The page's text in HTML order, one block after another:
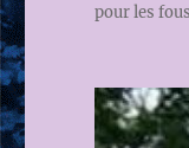
pour les